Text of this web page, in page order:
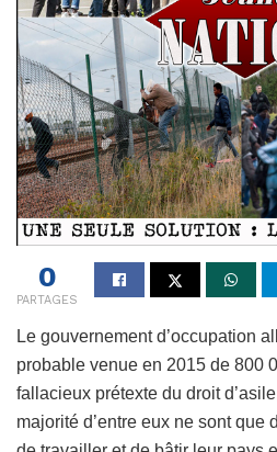
0
PARTAGES
Le gouvernement d’occupation
probable venue en 2015 de 800
fallacieux prétexte du droit
majorité d’entre eux ne sont que